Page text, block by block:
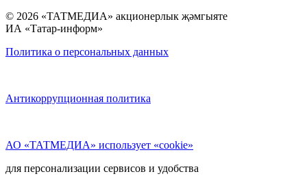
© 2026 «ТАТМЕДИА» акционерлык җәмгыяте
ИА «Татар-информ»
Политика о персональных данных
Антикоррупционная политика
АО «ТАТМЕДИА» использует «cookie»
для персонализации сервисов и удобства